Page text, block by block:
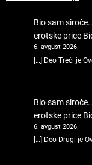
Bio sam
erotske price
6. avgust 2026.
[…] Deo Treći je
Bio sam
erotske price
6. avgust 2026.
[…] Deo Drugi je